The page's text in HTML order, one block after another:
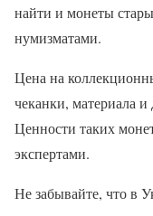
найти и монеты
нумизматами.
Цена на
чеканки, материала
Ценности таких
экспертами.
Не забывайте, что в